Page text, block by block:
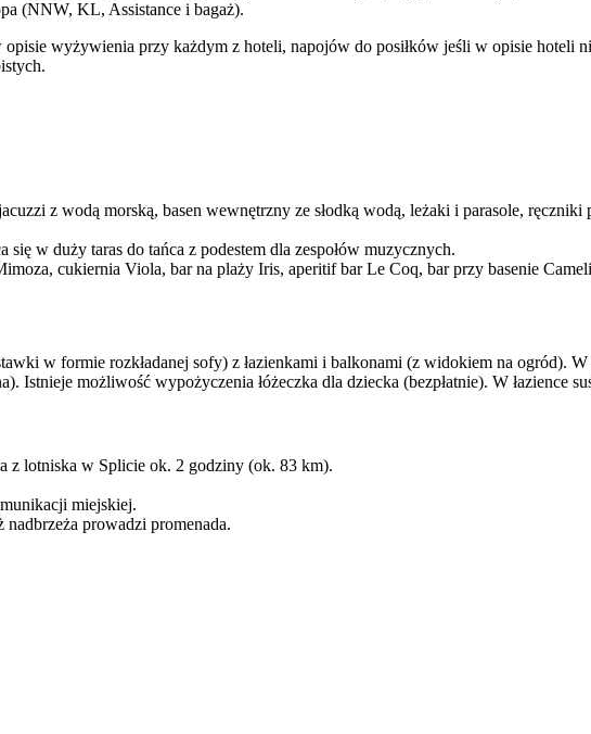
(NNW, KL, Assistance i bagaż).
wyżywienia przy każdym z hoteli, napojów do posiłków jeśli w opisie hoteli
z wodą morską, basen wewnętrzny ze słodką wodą, leżaki i parasole, ręczniki
w duży taras do tańca z podestem dla zespołów muzycznych.
cukiernia Viola, bar na plaży Iris, aperitif bar Le Coq, bar przy basenie
w formie rozkładanej sofy) z łazienkami i balkonami (z widokiem na ogród).
Istnieje możliwość wypożyczenia łóżeczka dla dziecka (bezpłatnie). W łazience
z lotniska w Splicie ok. 2 godziny (ok. 83 km).
miejskiej.
prowadzi promenada.